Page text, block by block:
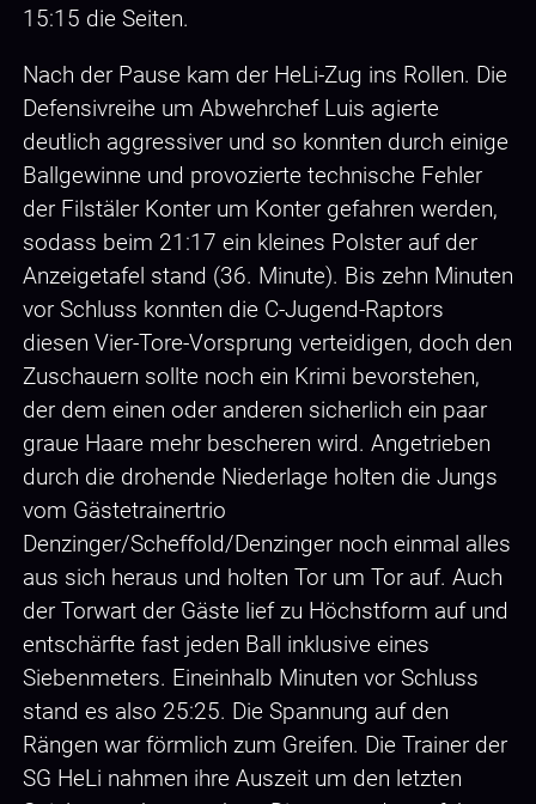
15:15 die Seiten.
Nach der Pause kam der HeLi-Zug ins Rollen. Die
Defensivreihe um Abwehrchef Luis agierte
deutlich aggressiver und so konnten durch einige
Ballgewinne und provozierte technische Fehler
der Filstäler Konter um Konter gefahren werden,
sodass beim 21:17 ein kleines Polster auf der
Anzeigetafel stand (36. Minute). Bis zehn Minuten
vor Schluss konnten die C-Jugend-Raptors
diesen Vier-Tore-Vorsprung verteidigen, doch den
Zuschauern sollte noch ein Krimi bevorstehen,
der dem einen oder anderen sicherlich ein paar
graue Haare mehr bescheren wird. Angetrieben
durch die drohende Niederlage holten die Jungs
vom Gästetrainertrio
Denzinger/Scheffold/Denzinger noch einmal alles
aus sich heraus und holten Tor um Tor auf. Auch
der Torwart der Gäste lief zu Höchstform auf und
entschärfte fast jeden Ball inklusive eines
Siebenmeters. Eineinhalb Minuten vor Schluss
stand es also 25:25. Die Spannung auf den
Rängen war förmlich zum Greifen. Die Trainer der
SG HeLi nahmen ihre Auszeit um den letzten